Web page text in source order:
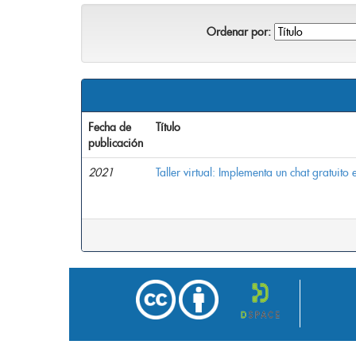
Ordenar por:
Fecha de
publicación
Título
2021 Taller virtual: Implementa un chat gratuito